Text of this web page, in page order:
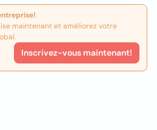
maintenant et améliorez votre
Inscrivez-vous maintenant!